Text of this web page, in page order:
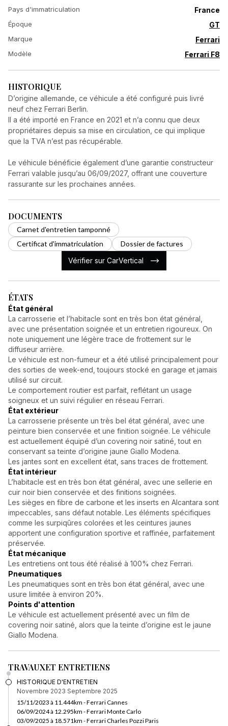
Pays d'immatriculation France
Époque GT
Marque Ferrari
Modèle Ferrari F8
HISTORIQUE
D’origine allemande, ce véhicule a été configuré puis livré
neuf chez Ferrari Berlin.
Il a été importé en France en 2021 et n’a connu que deux
propriétaires depuis sa mise en circulation, ce qui implique
que la TVA n’est pas récupérable.
Le véhicule bénéficie également d’une garantie constructeur
Ferrari valable jusqu’au 06/09/2027, offrant une couverture
rassurante sur les prochaines années.
DOCUMENTS
Carnet d'entretien tamponné
Certificat d'immatriculation
Dossier de factures
Vérifier sur CarVertical
ÉTATS
État général
La carrosserie et l’habitacle sont en très bon état général,
avec une présentation soignée et un entretien rigoureux. On
note uniquement une légère trace de frottement sur le
diffuseur arrière.
Le véhicule est non-fumeur et a été utilisé principalement pour
des sorties de week-end, toujours stocké en garage et jamais
utilisé sur circuit.
Le comportement routier est parfait, reflétant un usage
soigneux et un suivi régulier en réseau Ferrari.
État extérieur
La carrosserie présente un très bel état général, avec une
peinture bien conservée et une finition soignée. Le véhicule
est actuellement équipé d’un covering noir satiné, tout en
conservant sa teinte d’origine jaune Giallo Modena.
Les jantes sont en excellent état, sans traces de frottement.
État intérieur
L’habitacle est en très bon état général, avec une sellerie en
cuir noir bien conservée et des finitions soignées.
Les sièges en fibre de carbone et les inserts en Alcantara sont
impeccables, sans défaut notable. Les éléments spécifiques
comme les surpiqûres colorées et les ceintures jaunes
apportent une configuration sportive et raffinée, parfaitement
préservée.
État mécanique
Les entretiens ont tous été réalisé à 100% chez Ferrari.
Pneumatiques
Les pneumatiques sont en très bon état général, avec une
usure limitée à environ 20%.
Points d'attention
Le véhicule est actuellement présenté avec un film de
covering noir satiné, alors que la teinte d’origine est le jaune
Giallo Modena.
TRAVAUXET ENTRETIENS
HISTORIQUE D'ENTRETIEN
Novembre 2023 Septembre 2025
15/11/2023 à 11.444km - Ferrari Cannes
06/09/2024 à 12.295km - Ferrari Monte Carlo
03/09/2025 à 18.571km - Ferrari Charles Pozzi Paris